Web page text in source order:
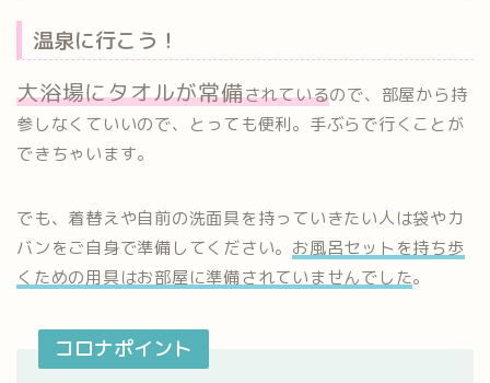
温泉に行こう！
大浴場にタオルが常備されているので、部屋から持
参しなくていいので、とっても便利。手ぶらで行くことが
できちゃいます。
でも、着替えや自前の洗面具を持っていきたい人は袋やカ
バンをご自身で準備してください。 お風呂セットを持ち歩
くための用具はお部屋に準備されていませんでした。
コロナポイント